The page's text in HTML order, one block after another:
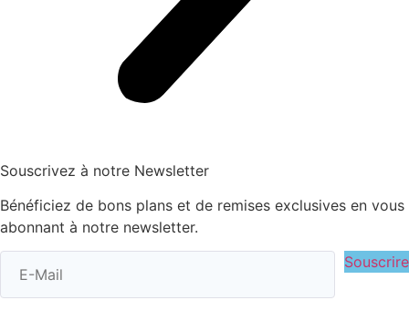
Souscrivez à notre Newsletter
Bénéficiez de bons plans et de remises exclusives en vous
abonnant à notre newsletter.
Souscrire